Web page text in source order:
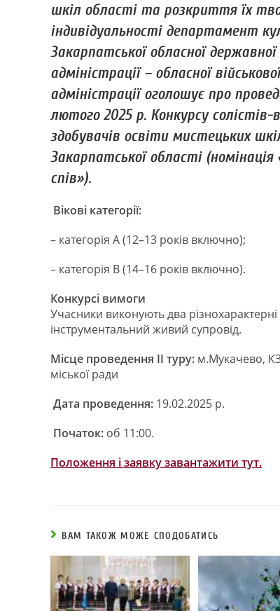
шкіл області та розкриття їх
індивідуальності департамент
Закарпатської обласної державної
адміністрації – обласної військової
адміністрації оголошує про
лютого 2025 р. Конкурсу солістів-
здобувачів освіти мистецьких
Закарпатської області
спів»).
Вікові категорії:
– категорія А (12–13 років включно);
– категорія В (14–16 років включно).
Конкурсі вимоги
Учасники виконують два
інструментальний живий супровід.
Місце проведення ІІ туру: м.Мукачево,
міської ради
Дата проведення: 19.02.2025 р.
Початок: об 11:00.
Положення і заявку завантажити тут.
ВАМ ТАКОЖ МОЖЕ СПОДОБАТИСЬ